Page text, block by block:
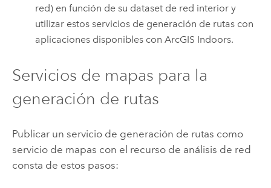
red) en función de su dataset de red interior y
utilizar estos servicios de generación de rutas con
aplicaciones disponibles conArcGIS Indoors.
Servicios de mapas para la
generación de rutas
Publicar un servicio de generación de rutas como
servicio de mapas con el recurso de análisis de red
consta de estos pasos: